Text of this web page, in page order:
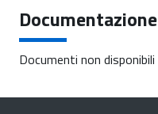
Documentazione
Documenti non disponibili